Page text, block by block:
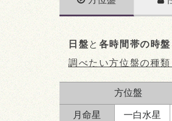
日盤と 各時間帯の時盤
調べたい方位盤の種
方位盤
月命星 一白水星